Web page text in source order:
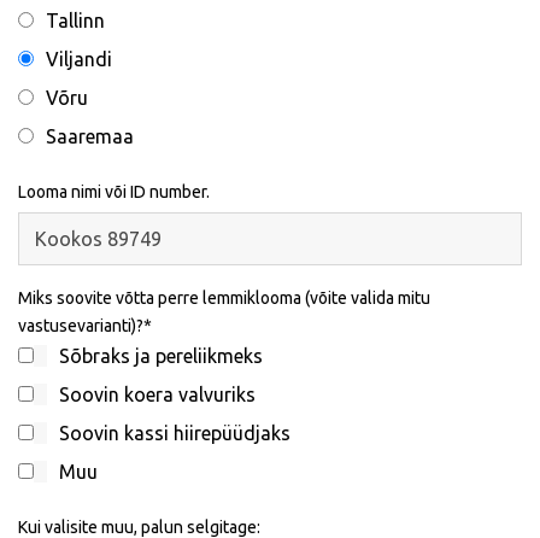
Tallinn
Viljandi
Võru
Saaremaa
Looma nimi või ID number.
Miks soovite võtta perre lemmiklooma (võite valida mitu
vastusevarianti)?
Sõbraks ja pereliikmeks
Soovin koera valvuriks
Soovin kassi hiirepüüdjaks
Muu
Kui valisite muu, palun selgitage: